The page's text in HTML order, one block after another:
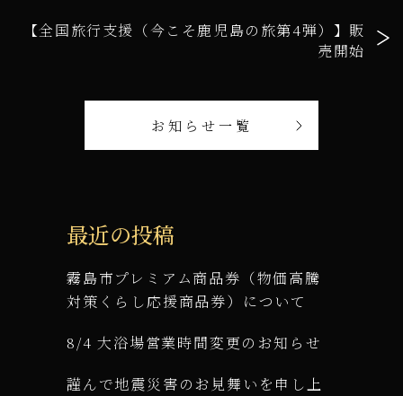
【全国旅行支援（今こそ鹿児島の旅第4弾）】販
売開始
お知らせ一覧
最近の投稿
霧島市プレミアム商品券（物価高騰
対策くらし応援商品券）について
8/4 大浴場営業時間変更のお知らせ
謹んで地震災害のお見舞いを申し上